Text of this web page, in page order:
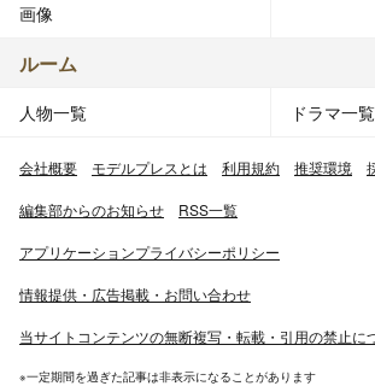
画像
ルーム
人物一覧 ドラマ一覧
会社概要 モデルプレスとは 利用規約 推奨環境
編集部からのお知らせ RSS一覧
アプリケーションプライバシーポリシー
情報提供・広告掲載・お問い合わせ
当サイトコンテンツの無断複写・転載・引用の禁止に
※一定期間を過ぎた記事は非表示になることがあります